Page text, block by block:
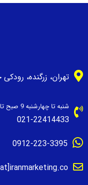
تهران، زرگنده، رودکی
شنبه تا چهارشنبه 9 صبح تا 5 عصر
021-22414433
0912-223-3395